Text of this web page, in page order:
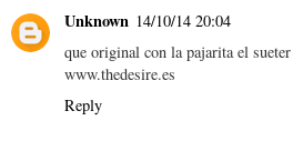
Unknown 14/10/14 20:04
que original con la pajarita el
www.thedesire.es
Reply